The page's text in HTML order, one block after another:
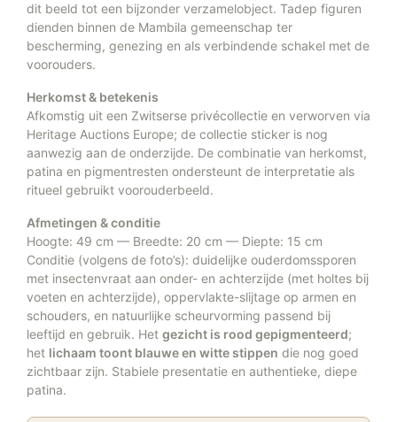
dit beeld tot een bijzonder verzamelobject. Tadep figuren
dienden binnen de Mambila gemeenschap ter
bescherming, genezing en als verbindende schakel met de
voorouders.
Herkomst & betekenis
Afkomstig uit een Zwitserse privécollectie en verworven via
Heritage Auctions Europe; de collectie sticker is nog
aanwezig aan de onderzijde. De combinatie van herkomst,
patina en pigmentresten ondersteunt de interpretatie als
ritueel gebruikt voorouderbeeld.
Afmetingen & conditie
Hoogte: 49 cm — Breedte: 20 cm — Diepte: 15 cm
Conditie (volgens de foto’s): duidelijke ouderdomssporen
met insectenvraat aan onder- en achterzijde (met holtes bij
voeten en achterzijde), oppervlakte-slijtage op armen en
schouders, en natuurlijke scheurvorming passend bij
leeftijd en gebruik. Het gezicht is rood gepigmenteerd;
het lichaam toont blauwe en witte stippen die nog goed
zichtbaar zijn. Stabiele presentatie en authentieke, diepe
patina.